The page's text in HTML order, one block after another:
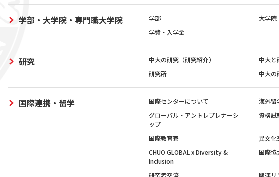
学部・大学院・専門職大学院 学部
大学院
学費・入学金
研究 中大の研究（研究紹介）
中大と
研究所
中大の
国際連携・留学 国際センターについて
海外留
グローバル・アントレプレナーシ
ップ
資格試
国際教育寮
異文化
CHUO GLOBAL x Diversity &
Inclusion
国際協
研究者交流 関連リ